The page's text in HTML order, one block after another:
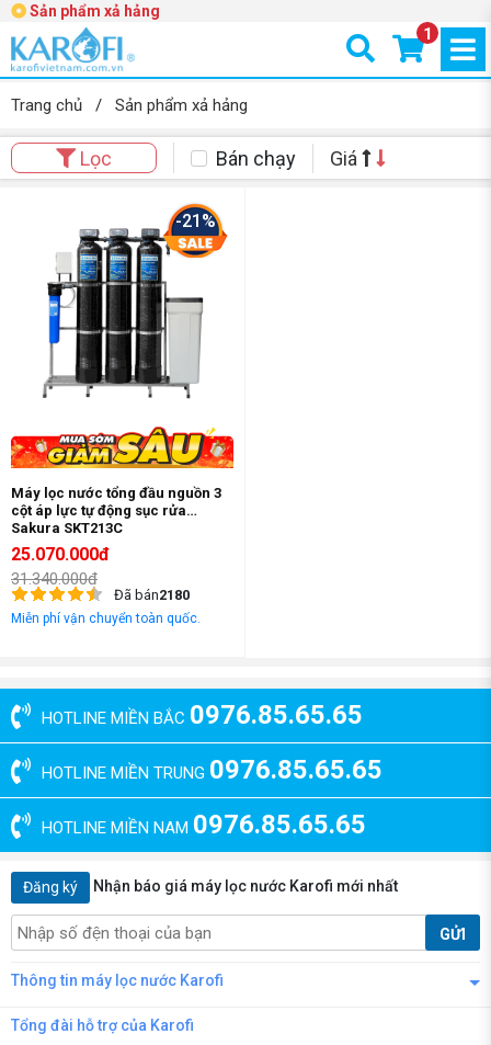
Sản phẩm xả hảng
1
Trang chủ / Sản phẩm xả hảng
Lọc Bán chạy Giá
-21%
Máy lọc nước tổng đầu nguồn 3
cột áp lực tự động sục rửa
Sakura SKT213C
25.070.000đ
31.340.000đ
Đã bán2180
Miễn phí vận chuyển toàn quốc.
HOTLINE MIỀN BẮC 0976.85.65.65
HOTLINE MIỀN TRUNG 0976.85.65.65
HOTLINE MIỀN NAM 0976.85.65.65
Đăng ký Nhận báo giá máy lọc nước Karofi mới nhất
GỬI
Thông tin máy lọc nước Karofi
Tổng đài hỗ trợ của Karofi